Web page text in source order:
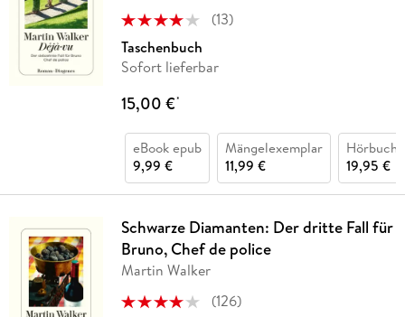
(13)
Taschenbuch
Sofort lieferbar
15,00 €*
eBook epub
9,99 €
Mängelexemplar
11,99 €
Hörbuch
19,95 €
Schwarze Diamanten: Der dritte Fall für
Bruno, Chef de police
Martin Walker
(126)